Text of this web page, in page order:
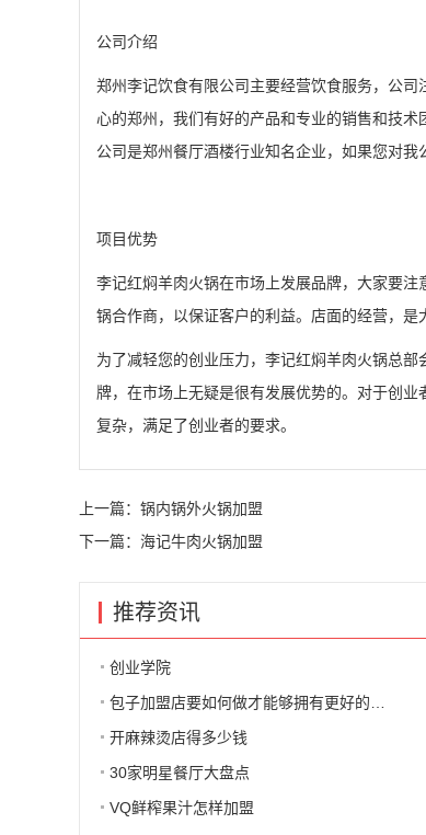
公司介绍
郑州李记饮食有限公司主要经营饮食服务，公
心的郑州，我们有好的产品和专业的销售和技
公司是郑州餐厅酒楼行业知名企业，如果您对
项目优势
李记红焖羊肉火锅在市场上发展品牌，大家要
锅合作商，以保证客户的利益。店面的经营，是
为了减轻您的创业压力，李记红焖羊肉火锅总
牌，在市场上无疑是很有发展优势的。对于创
复杂，满足了创业者的要求。
上一篇： 锅内锅外火锅加盟
下一篇： 海记牛肉火锅加盟
推荐资讯
创业学院
包子加盟店要如何做才能够拥有更好的生意呢?
开麻辣烫店得多少钱
30家明星餐厅大盘点
VQ鲜榨果汁怎样加盟